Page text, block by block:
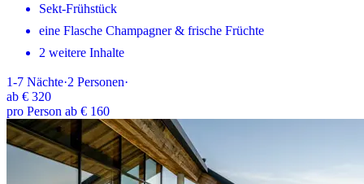
Sekt-Frühstück
eine Flasche Champagner & frische Früchte
2 weitere Inhalte
1-7 Nächte·2 Personen·
ab € 320
pro Person ab € 160